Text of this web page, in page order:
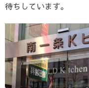
待ちしています。